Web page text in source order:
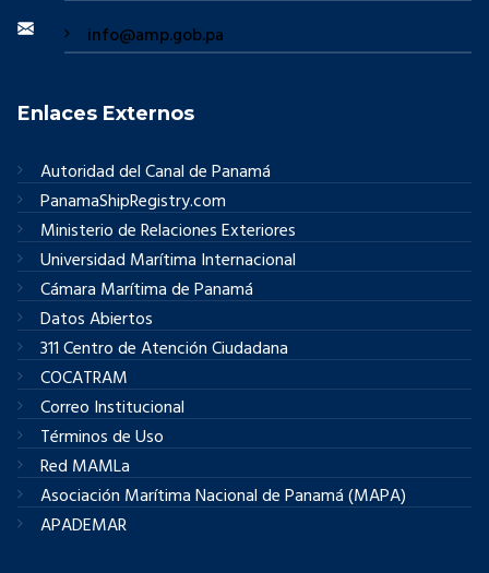
info@amp.gob.pa
Enlaces Externos
Autoridad del Canal de Panamá
PanamaShipRegistry.com
Ministerio de Relaciones Exteriores
Universidad Marítima Internacional
Cámara Marítima de Panamá
Datos Abiertos
311 Centro de Atención Ciudadana
COCATRAM
Correo Institucional
Términos de Uso
Red MAMLa
Asociación Marítima Nacional de Panamá (MAPA)
APADEMAR